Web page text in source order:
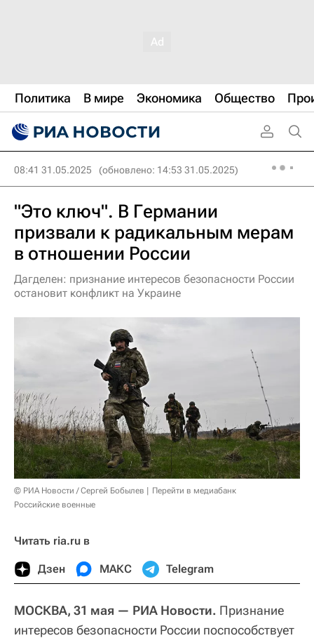
Политика В мире Экономика Общество
08:41 31.05.2025 (обновлено: 14:53 31.05.2025)
"Это ключ". В Германии
призвали к радикальным мерам
в отношении России
Дагделен: признание интересов безопасности России
остановит конфликт на Украине
© РИА Новости / Сергей Бобылев
Перейти в медиабанк
Российские военные
Читать ria.ru в
Дзен МАКС Telegram
МОСКВА, 31 мая — РИА Новости. Признание
интересов безопасности России поспособствует